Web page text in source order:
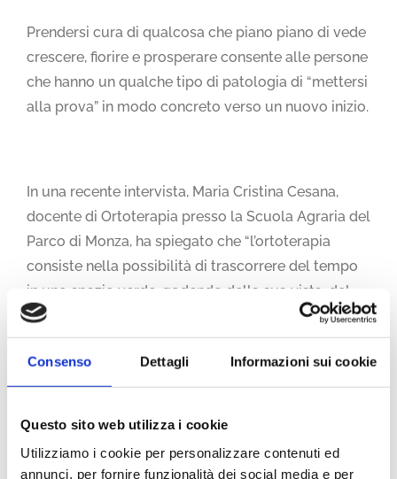
Consenso Dettagli Informazioni sui cookie
Questo sito web utilizza i cookie
Utilizziamo i cookie per personalizzare contenuti ed
annunci, per fornire funzionalità dei social media e per
Prendersi cura di qualcosa che piano piano di vede
crescere, fiorire e prosperare consente alle persone
che hanno un qualche tipo di patologia di “mettersi
alla prova” in modo concreto verso un nuovo inizio.
In una recente intervista, Maria Cristina Cesana,
docente di Ortoterapia presso la Scuola Agraria del
Parco di Monza, ha spiegato che “l’ortoterapia
consiste nella possibilità di trascorrere del tempo
in uno spazio verde, godendo della sua vista, del
contatto con la natura o anche prendendosene
cura. Si tratta di un tipo di attività che può essere
attiva o passiva. Può quindi articolarsi attraverso la
semplice contemplazione, ad esempio in casi di